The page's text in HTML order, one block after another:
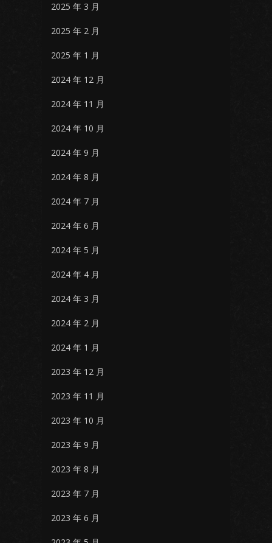
2025 年 3 月
2025 年 2 月
2025 年 1 月
2024 年 12 月
2024 年 11 月
2024 年 10 月
2024 年 9 月
2024 年 8 月
2024 年 7 月
2024 年 6 月
2024 年 5 月
2024 年 4 月
2024 年 3 月
2024 年 2 月
2024 年 1 月
2023 年 12 月
2023 年 11 月
2023 年 10 月
2023 年 9 月
2023 年 8 月
2023 年 7 月
2023 年 6 月